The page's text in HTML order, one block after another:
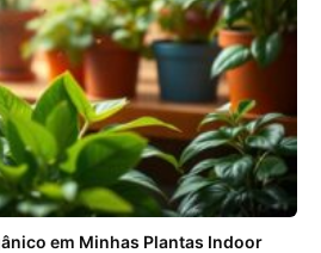
em Minhas Plantas Indoor